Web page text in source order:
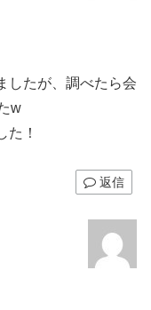
したが、調べたら会
w
た！
返信